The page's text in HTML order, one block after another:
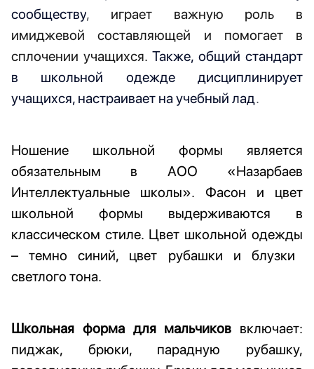
сообществу,
играет важную роль в
имиджевой составляющей и помогает в
сплочении учащихся. Также, общий стандарт
в школьной одежде дисциплинирует
учащихся, настраивает на учебный лад.
Ношение школьной формы является
обязательным в АОО «Назарбаев
Интеллектуальные школы». Фасон и цвет
школьной формы выдерживаются в
классическом стиле. Цвет школьной одежды
– темно синий, цвет рубашки и блузки
светлого тона.
Школьная форма для мальчиков включает:
пиджак, брюки, парадную рубашку,